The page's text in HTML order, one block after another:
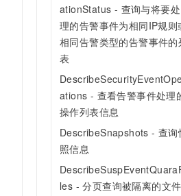
ationStatus - 查询与将要处
理的告警事件为相同IP规则
相同告警类型的告警事件的
表
ations - 查看告警事件处理
操作列表信息
DescribeSnapshots - 查询
照信息
les - 分页查询被隔离的文件